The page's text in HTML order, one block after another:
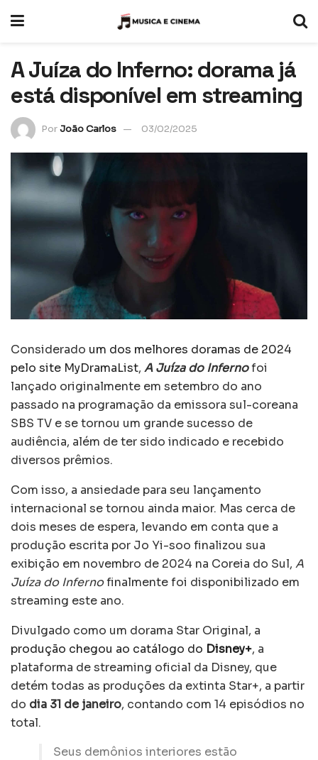
A Juíza do Inferno: dorama já
está disponível em streaming
PorJoão Carlos 03/02/2025
Considerado um dos melhores doramas de 2024
pelo site MyDramaList, A Juíza do Infernofoi
lançado originalmente em setembro do ano
passado na programação da emissora sul-coreana
SBS TV e se tornou um grande sucesso de
audiência, além de ter sido indicado e recebido
diversos prêmios.
Com isso, a ansiedade para seu lançamento
internacional se tornou ainda maior. Mas cerca de
dois meses de espera, levando em conta que a
produção escrita por Jo Yi-soo finalizou sua
exibição em novembro de 2024 na Coreia do Sul, A
Juíza do Infernofinalmente foi disponibilizado em
streaming este ano.
Divulgado como um dorama Star Original, a
produção chegou ao catálogo do Disney+, a
plataforma de streaming oficial da Disney, que
detém todas as produções da extinta Star+, a partir
do dia 31 de janeiro, contando com 14 episódios no
total.
Seus demônios interiores estão